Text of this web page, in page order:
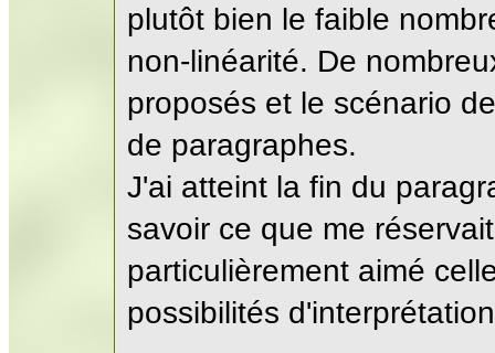
plutôt bien le faible
non-linéarité. De
proposés et le scénario
de paragraphes.
J'ai atteint la fin du
savoir ce que me
particulièrement aimé
possibilités